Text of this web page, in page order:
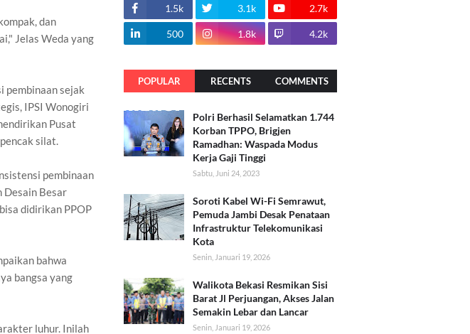
dan
Jelas Weda yang
pembinaan sejak
IPSI Wonogiri
Pusat
silat.
pembinaan
Desain Besar
didirikan PPOP
bahwa
bangsa yang
luhur. Inilah
1.5k 3.1k 2.7k
500 1.8k 4.2k
POPULAR RECENTS COMMENTS
Polri Berhasil Selamatkan 1.744
Korban TPPO, Brigjen
Ramadhan: Waspada Modus
Kerja Gaji Tinggi
Sabtu, Juni 24, 2023
Soroti Kabel Wi-Fi Semrawut,
Pemuda Jambi Desak Penataan
Infrastruktur Telekomunikasi
Kota
Senin, Januari 19, 2026
Walikota Bekasi Resmikan Sisi
Barat Jl Perjuangan, Akses Jalan
Semakin Lebar dan Lancar
Senin, Januari 19, 2026